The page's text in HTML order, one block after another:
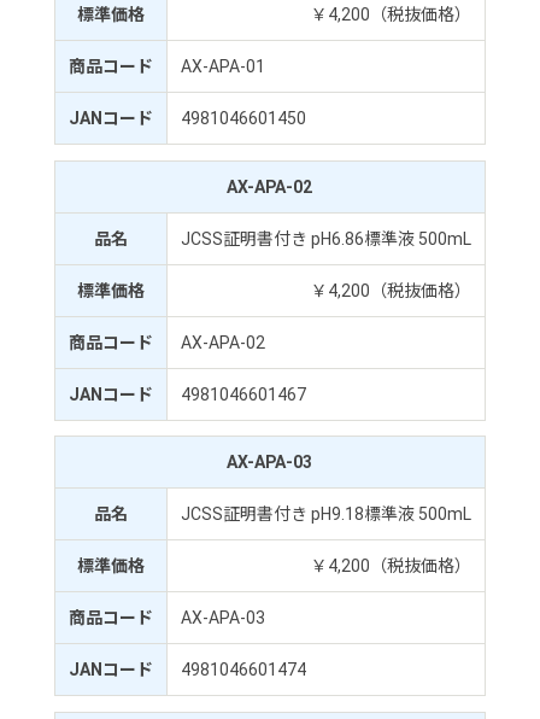
標準価格 ￥4,200（税抜価格）
商品コード AX-APA-01
JANコード 4981046601450
AX-APA-02
品名 JCSS証明書付き pH6.86標準液 500mL
標準価格 ￥4,200（税抜価格）
商品コード AX-APA-02
JANコード 4981046601467
AX-APA-03
品名 JCSS証明書付き pH9.18標準液 500mL
標準価格 ￥4,200（税抜価格）
商品コード AX-APA-03
JANコード 4981046601474